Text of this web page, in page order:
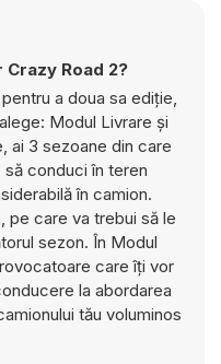
Road 2?
a doua sa ediție,
Modul Livrare și
ai 3 sezoane din care
conduci în teren
în camion.
pe care va trebui să le
sezon. În Modul
care îți vor
la abordarea
tău voluminos